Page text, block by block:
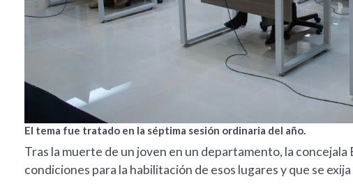
El tema fue tratado en la séptima sesión ordinaria del año.
Tras la muerte de un joven en un departamento, la
condiciones para la habilitación de esos lugares y que se